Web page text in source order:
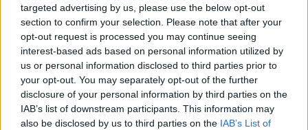
targeted advertising by us, please use the below opt-out
section to confirm your selection. Please note that after your
opt-out request is processed you may continue seeing
interest-based ads based on personal information utilized by
us or personal information disclosed to third parties prior to
your opt-out. You may separately opt-out of the further
disclosure of your personal information by third parties on the
IAB’s list of downstream participants. This information may
also be disclosed by us to third parties on the IAB’s List of
παροχές ενός υδροθεραπευτηρίου (εσωτερική και
εξωτερική πισίνα, ατομικές μπανιέρες, υδρομασάζ,
σάουνα, μασάζ, μέχρι και γυμναστήριο).
Λειτουργεί από την άνοιξη ως τον Ιανουάριο, ενώ
«τρέχει» προσφορά χρήσης πισίνας και χαμάμ ή
σάουνας, με 10€.